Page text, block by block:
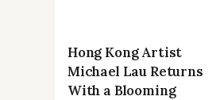
Hong Kong Artist
Michael Lau Returns
With a Blooming